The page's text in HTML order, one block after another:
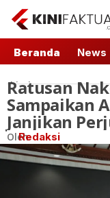
Beranda News
Lhokseumawe
Ratusan
Sampaikan
Janjikan
OlehRedaksi